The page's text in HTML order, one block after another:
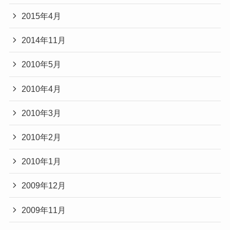
2015年4月
2014年11月
2010年5月
2010年4月
2010年3月
2010年2月
2010年1月
2009年12月
2009年11月